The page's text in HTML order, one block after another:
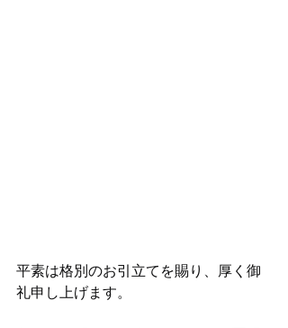
平素は格別のお引立てを賜り、厚く御
礼申し上げます。